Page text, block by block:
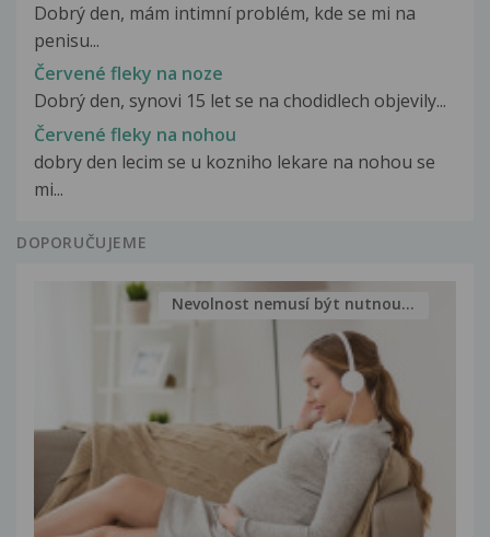
Dobrý den, mám intimní problém, kde se mi na
penisu...
Červené fleky na noze
Dobrý den, synovi 15 let se na chodidlech objevily...
Červené fleky na nohou
dobry den lecim se u kozniho lekare na nohou se
mi...
DOPORUČUJEME
Nevolnost nemusí být nutnou...